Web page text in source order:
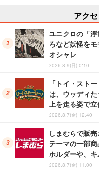
アク
ユニクロの「
ろなど妖怪を
オシャレ
2026.8.9(日) 0:10
「トイ・スト
は、ウッディ
上を走る姿で
2026.8.7(金) 12:40
しまむらで販
テーマの一部
ホルダーや、
2026.8.7(金) 11:00